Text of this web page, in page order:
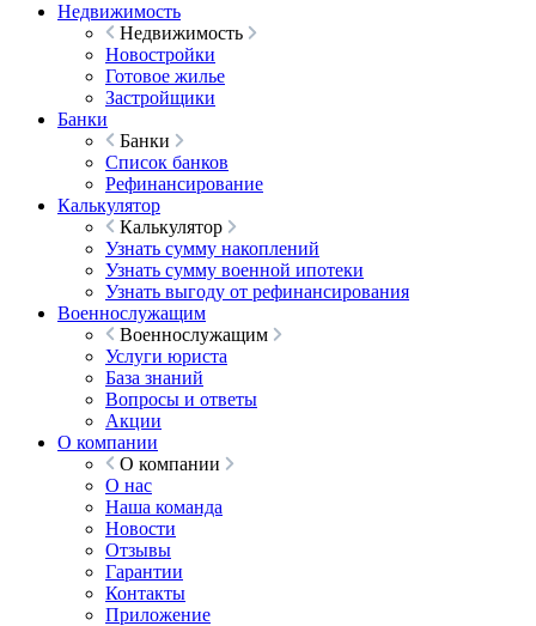
Недвижимость
Недвижимость
Новостройки
Готовое жилье
Застройщики
Банки
Банки
Список банков
Рефинансирование
Калькулятор
Калькулятор
Узнать сумму накоплений
Узнать сумму военной ипотеки
Узнать выгоду от рефинансирования
Военнослужащим
Военнослужащим
Услуги юриста
База знаний
Вопросы и ответы
Акции
О компании
О компании
О нас
Наша команда
Новости
Отзывы
Гарантии
Контакты
Приложение